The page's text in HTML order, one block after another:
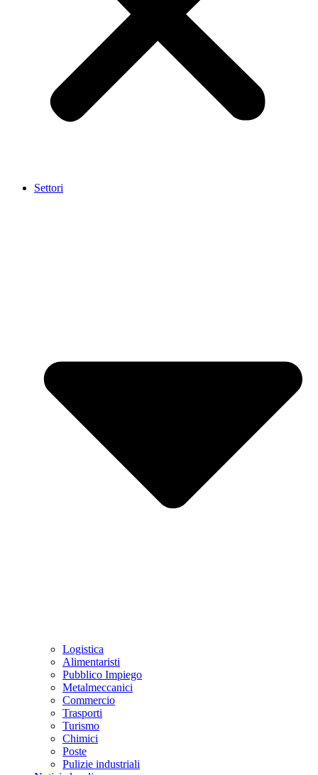
Settori
Logistica
Alimentaristi
Pubblico Impiego
Metalmeccanici
Commercio
Trasporti
Turismo
Chimici
Poste
Pulizie industriali